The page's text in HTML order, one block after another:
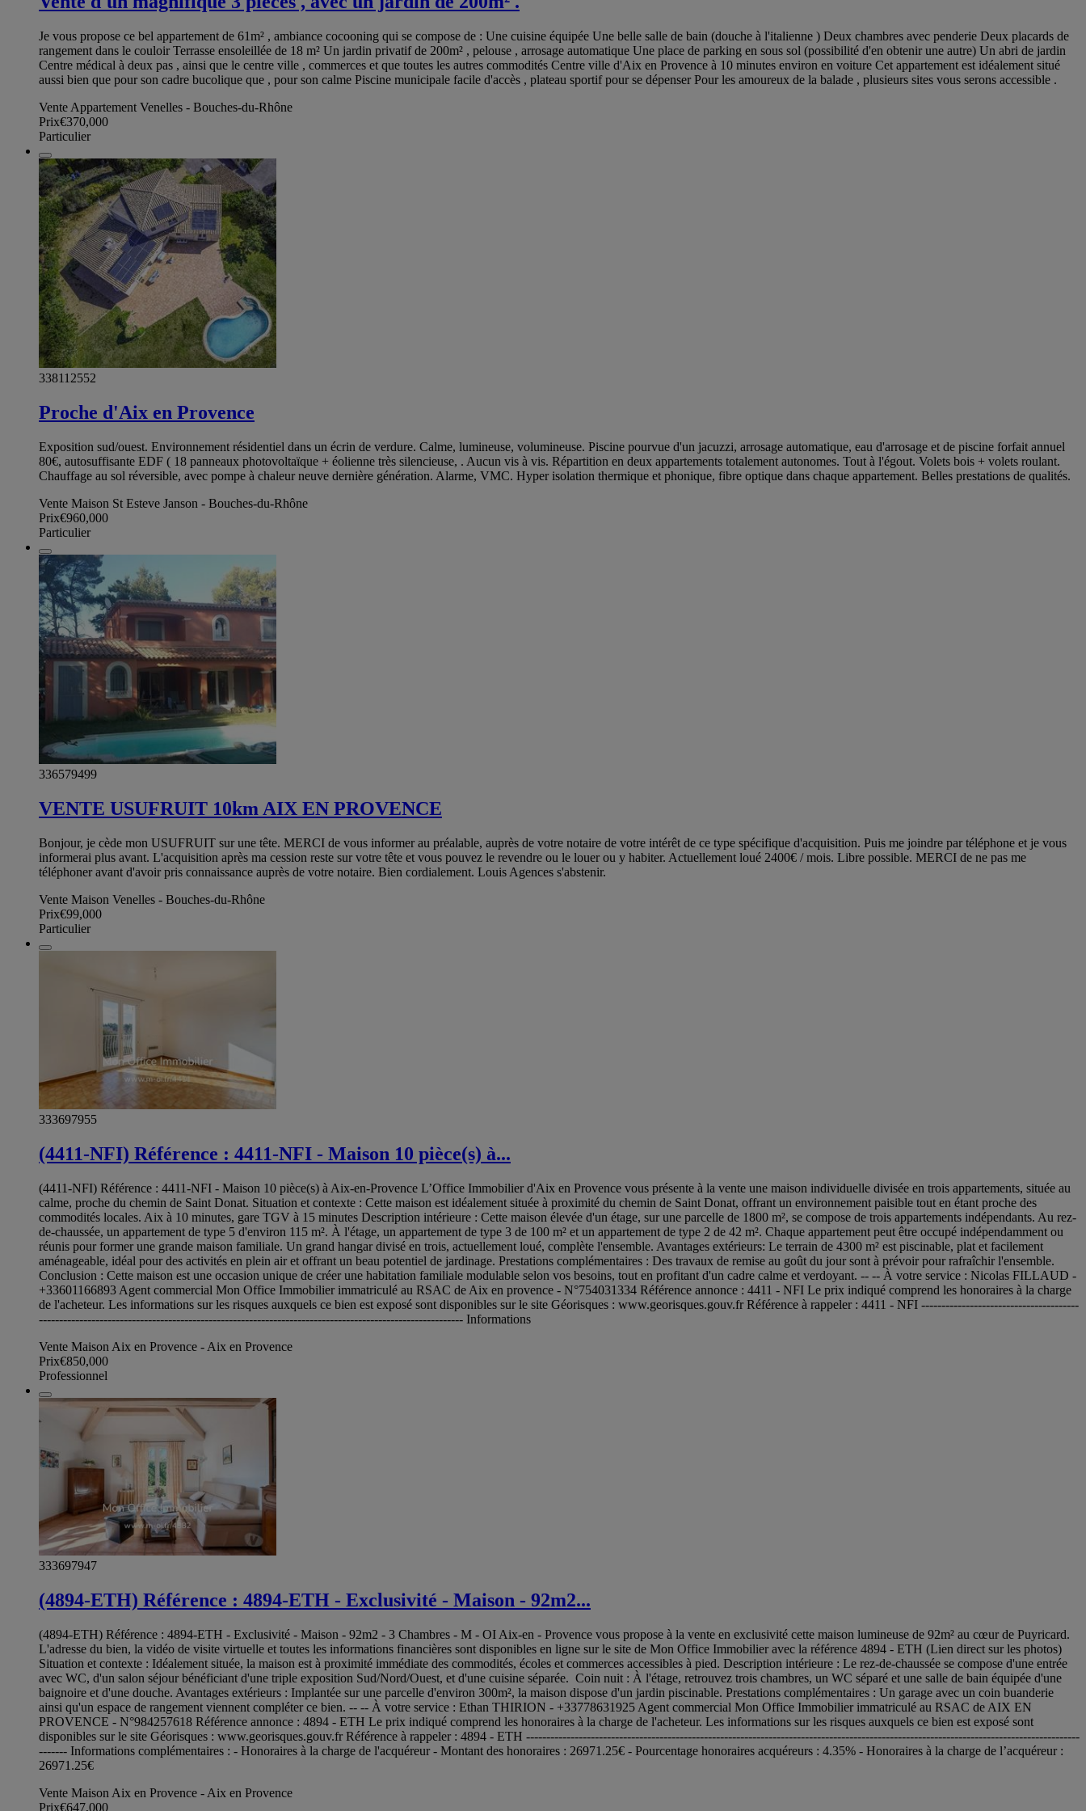
Je vous propose ce bel appartement de 61m² , ambiance cocooning qui se compose de : Une cuisine équipée Une belle salle de bain (douche à l'italienne ) Deux chambres avec penderie Deux placards de
rangement dans le couloir Terrasse ensoleillée de 18 m² Un jardin privatif de 200m² , pelouse , arrosage automatique Une place de parking en sous sol (possibilité d'en obtenir une autre) Un abri de jardin
Centre médical à deux pas , ainsi que le centre ville , commerces et que toutes les autres commodités Centre ville d'Aix en Provence à 10 minutes environ en voiture Cet appartement est idéalement situé
aussi bien que pour son cadre bucolique que , pour son calme Piscine municipale facile d'accès , plateau sportif pour se dépenser Pour les amoureux de la balade , plusieurs sites vous serons accessible .
Vente Appartement Venelles - Bouches-du-Rhône
Prix€370,000
Particulier
338112552
Proche d'Aix en Provence
Exposition sud/ouest. Environnement résidentiel dans un écrin de verdure. Calme, lumineuse, volumineuse. Piscine pourvue d'un jacuzzi, arrosage automatique, eau d'arrosage et de piscine forfait annuel
80€, autosuffisante EDF ( 18 panneaux photovoltaïque + éolienne très silencieuse, . Aucun vis à vis. Répartition en deux appartements totalement autonomes. Tout à l'égout. Volets bois + volets roulant.
Chauffage au sol réversible, avec pompe à chaleur neuve dernière génération. Alarme, VMC. Hyper isolation thermique et phonique, fibre optique dans chaque appartement. Belles prestations de qualités.
Vente Maison St Esteve Janson - Bouches-du-Rhône
Prix€960,000
Particulier
336579499
VENTE USUFRUIT 10km AIX EN PROVENCE
Bonjour, je cède mon USUFRUIT sur une tête. MERCI de vous informer au préalable, auprès de votre notaire de votre intérêt de ce type spécifique d'acquisition. Puis me joindre par téléphone et je vous
informerai plus avant. L'acquisition après ma cession reste sur votre tête et vous pouvez le revendre ou le louer ou y habiter. Actuellement loué 2400€ / mois. Libre possible. MERCI de ne pas me
téléphoner avant d'avoir pris connaissance auprès de votre notaire. Bien cordialement. Louis Agences s'abstenir.
Vente Maison Venelles - Bouches-du-Rhône
Prix€99,000
Particulier
333697955
(4411-NFI) Référence : 4411-NFI - Maison 10 pièce(s) à...
(4411-NFI) Référence : 4411-NFI - Maison 10 pièce(s) à Aix-en-Provence L’Office Immobilier d'Aix en Provence vous présente à la vente une maison individuelle divisée en trois appartements, située au
calme, proche du chemin de Saint Donat. Situation et contexte : Cette maison est idéalement située à proximité du chemin de Saint Donat, offrant un environnement paisible tout en étant proche des
commodités locales. Aix à 10 minutes, gare TGV à 15 minutes Description intérieure : Cette maison élevée d'un étage, sur une parcelle de 1800 m², se compose de trois appartements indépendants. Au rez-
de-chaussée, un appartement de type 5 d'environ 115 m². À l'étage, un appartement de type 3 de 100 m² et un appartement de type 2 de 42 m². Chaque appartement peut être occupé indépendamment ou
réunis pour former une grande maison familiale. Un grand hangar divisé en trois, actuellement loué, complète l'ensemble. Avantages extérieurs: Le terrain de 4300 m² est piscinable, plat et facilement
aménageable, idéal pour des activités en plein air et offrant un beau potentiel de jardinage. Prestations complémentaires : Des travaux de remise au goût du jour sont à prévoir pour rafraîchir l'ensemble.
Conclusion : Cette maison est une occasion unique de créer une habitation familiale modulable selon vos besoins, tout en profitant d'un cadre calme et verdoyant. -- -- À votre service : Nicolas FILLAUD -
+33601166893 Agent commercial Mon Office Immobilier immatriculé au RSAC de Aix en provence - N°754031334 Référence annonce : 4411 - NFI Le prix indiqué comprend les honoraires à la charge
de l'acheteur. Les informations sur les risques auxquels ce bien est exposé sont disponibles sur le site Géorisques : www.georisques.gouv.fr Référence à rappeler : 4411 - NFI ---------------------------------------
--------------------------------------------------------------------------------------------------------- Informations
Vente Maison Aix en Provence - Aix en Provence
Prix€850,000
Professionnel
333697947
(4894-ETH) Référence : 4894-ETH - Exclusivité - Maison - 92m2...
(4894-ETH) Référence : 4894-ETH - Exclusivité - Maison - 92m2 - 3 Chambres - M - OI Aix-en - Provence vous propose à la vente en exclusivité cette maison lumineuse de 92m² au cœur de Puyricard.
L'adresse du bien, la vidéo de visite virtuelle et toutes les informations financières sont disponibles en ligne sur le site de Mon Office Immobilier avec la référence 4894 - ETH (Lien direct sur les photos)
Situation et contexte : Idéalement située, la maison est à proximité immédiate des commodités, écoles et commerces accessibles à pied. Description intérieure : Le rez-de-chaussée se compose d'une entrée
avec WC, d'un salon séjour bénéficiant d'une triple exposition Sud/Nord/Ouest, et d'une cuisine séparée. Coin nuit : À l'étage, retrouvez trois chambres, un WC séparé et une salle de bain équipée d'une
baignoire et d'une douche. Avantages extérieurs : Implantée sur une parcelle d'environ 300m², la maison dispose d'un jardin piscinable. Prestations complémentaires : Un garage avec un coin buanderie
ainsi qu'un espace de rangement viennent compléter ce bien. -- -- À votre service : Ethan THIRION - +33778631925 Agent commercial Mon Office Immobilier immatriculé au RSAC de AIX EN
PROVENCE - N°984257618 Référence annonce : 4894 - ETH Le prix indiqué comprend les honoraires à la charge de l'acheteur. Les informations sur les risques auxquels ce bien est exposé sont
disponibles sur le site Géorisques : www.georisques.gouv.fr Référence à rappeler : 4894 - ETH -----------------------------------------------------------------------------------------------------------------------------------------
------- Informations complémentaires : - Honoraires à la charge de l'acquéreur - Montant des honoraires : 26971.25€ - Pourcentage honoraires acquéreurs : 4.35% - Honoraires à la charge de l’acquéreur :
26971.25€
Vente Maison Aix en Provence - Aix en Provence
Prix€647,000